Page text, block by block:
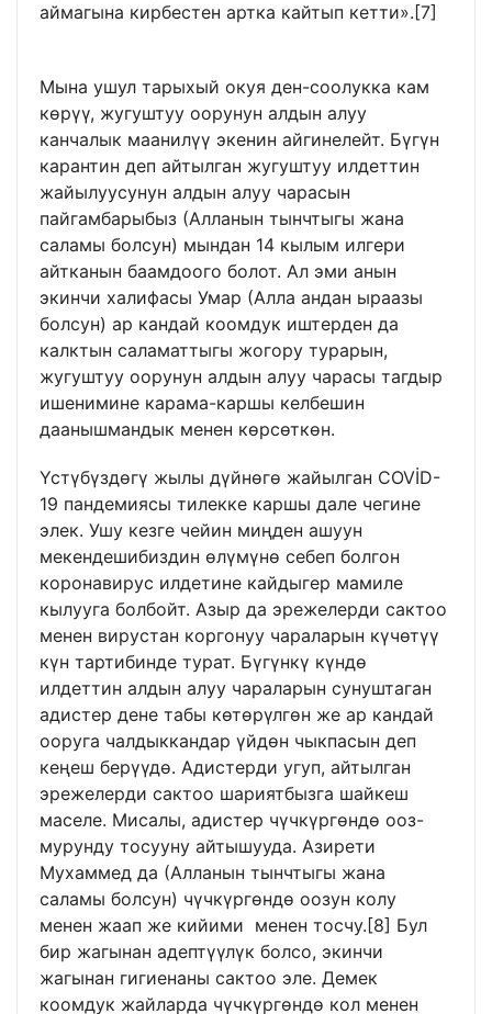
аймагына кирбестен артка кайтып кетти». [7]
Мына ушул тарыхый окуя ден-соолукка кам
көрүү, жугуштуу оорунун алдын алуу
канчалык маанилүү экенин айгинелейт. Бүгүн
карантин деп айтылган жугуштуу илдеттин
жайылуусунун алдын алуу чарасын
пайгамбарыбыз (Алланын тынчтыгы жана
саламы болсун) мындан 14 кылым илгери
айтканын баамдоого болот. Ал эми анын
экинчи халифасы Умар (Алла андан ыраазы
болсун) ар кандай коомдук иштерден да
калктын саламаттыгы жогору турарын,
жугуштуу оорунун алдын алуу чарасы тагдыр
ишенимине карама-каршы келбешин
даанышмандык менен көрсөткөн.
Үстүбүздөгү жылы дүйнөгө жайылган COVİD-
19 пандемиясы тилекке каршы дале чегине
элек. Ушу кезге чейин миңден ашуун
мекендешибиздин өлүмүнө себеп болгон
коронавирус илдетине кайдыгер мамиле
кылууга болбойт. Азыр да эрежелерди сактоо
менен вирустан коргонуу чараларын күчөтүү
күн тартибинде турат. Бүгүнкү күндө
илдеттин алдын алуу чараларын сунуштаган
адистер дене табы көтөрүлгөн же ар кандай
ооруга чалдыккандар үйдөн чыкпасын деп
кеңеш берүүдө. Адистерди угуп, айтылган
эрежелерди сактоо шариятбызга шайкеш
маселе. Мисалы, адистер чүчкүргөндө ооз-
мурунду тосууну айтышууда. Азирети
Мухаммед да (Алланын тынчтыгы жана
саламы болсун) чүчкүргөндө оозун колу
менен жаап же кийими менен тосчу. [8] Бул
бир жагынан адептүүлүк болсо, экинчи
жагынан гигиенаны сактоо эле. Демек
коомдук жайларда чүчкүргөндө кол менен